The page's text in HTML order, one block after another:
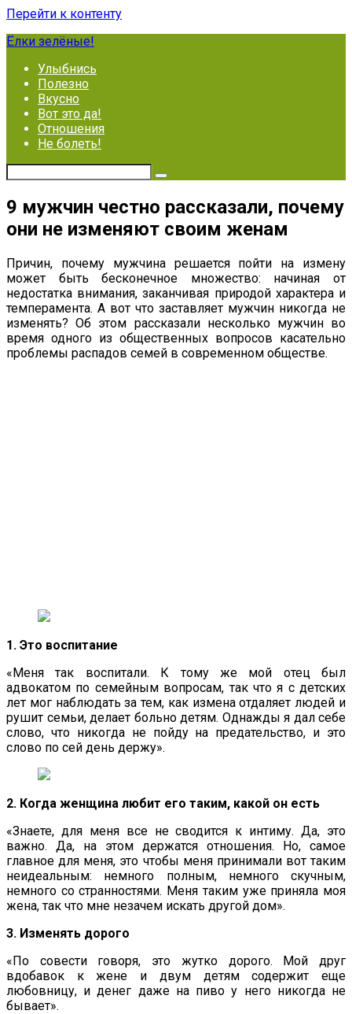
Перейти к контенту
Ёлки зелёные!
Улыбнись
Полезно
Вкусно
Вот это да!
Отношения
Не болеть!
9 мужчин честно рассказали, почему
они не изменяют своим женам
Причин, почему мужчина решается пойти на измену
может быть бесконечное множество: начиная от
недостатка внимания, заканчивая природой характера и
темперамента. А вот что заставляет мужчин никогда не
изменять? Об этом рассказали несколько мужчин во
время одного из общественных вопросов касательно
проблемы распадов семей в современном обществе.
1. Это воспитание
«Меня так воспитали. К тому же мой отец был
адвокатом по семейным вопросам, так что я с детских
лет мог наблюдать за тем, как измена отдаляет людей и
рушит семьи, делает больно детям. Однажды я дал себе
слово, что никогда не пойду на предательство, и это
слово по сей день держу».
2. Когда женщина любит его таким, какой он есть
«Знаете, для меня все не сводится к интиму. Да, это
важно. Да, на этом держатся отношения. Но, самое
главное для меня, это чтобы меня принимали вот таким
неидеальным: немного полным, немного скучным,
немного со странностями. Меня таким уже приняла моя
жена, так что мне незачем искать другой дом».
3. Изменять дорого
«По совести говоря, это жутко дорого. Мой друг
вдобавок к жене и двум детям содержит еще
любовницу, и денег даже на пиво у него никогда не
бывает».